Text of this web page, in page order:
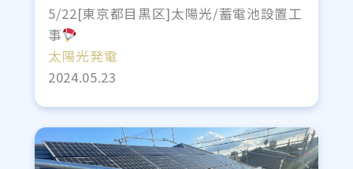
5/22[東京都目黒区]太陽光/蓄電池設置工
事
太陽光発電
2024.05.23